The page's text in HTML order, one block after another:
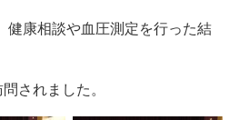
健康相談や血圧測定を行った結
されました。